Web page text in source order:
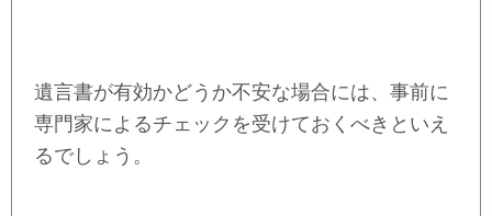
遺言書が有効かどうか不安な場合には、事前に
専門家によるチェックを受けておくべきといえ
るでしょう。